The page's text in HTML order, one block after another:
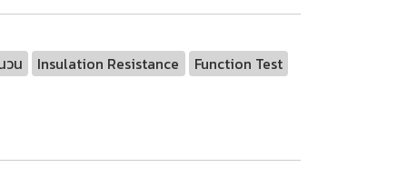
วน Insulation Resistance
Function Test